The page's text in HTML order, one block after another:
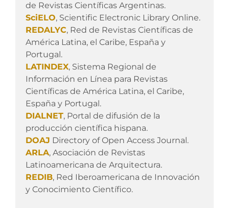
de Revistas Científicas Argentinas.
SciELO, Scientific Electronic Library Online.
REDALYC, Red de Revistas Científicas de
América Latina, el Caribe, España y
Portugal.
LATINDEX, Sistema Regional de
Información en Línea para Revistas
Científicas de América Latina, el Caribe,
España y Portugal.
DIALNET, Portal de difusión de la
producción científica hispana.
DOAJ Directory of Open Access Journal.
ARLA, Asociación de Revistas
Latinoamericana de Arquitectura.
REDIB, Red Iberoamericana de Innovación
y Conocimiento Científico.